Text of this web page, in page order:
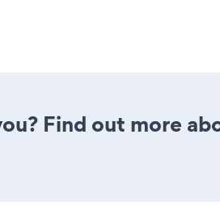
Find out more